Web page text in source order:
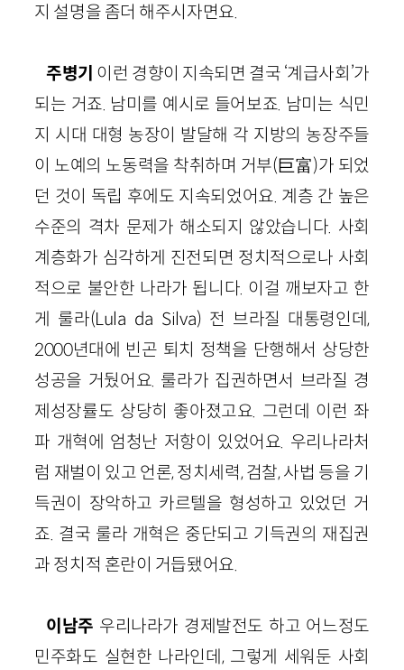
지 설명을 좀더 해주시자면요.
주병기 이런 경향이 지속되면 결국 ‘계급사회’가
되는 거죠. 남미를 예시로 들어보죠. 남미는 식민
지 시대 대형 농장이 발달해 각 지방의 농장주들
이 노예의 노동력을 착취하며 거부(巨富)가 되었
던 것이 독립 후에도 지속되었어요. 계층 간 높은
수준의 격차 문제가 해소되지 않았습니다. 사회
계층화가 심각하게 진전되면 정치적으로나 사회
적으로 불안한 나라가 됩니다. 이걸 깨보자고 한
게 룰라(Lula da Silva) 전 브라질 대통령인데,
2000년대에 빈곤 퇴치 정책을 단행해서 상당한
성공을 거뒀어요. 룰라가 집권하면서 브라질 경
제성장률도 상당히 좋아졌고요. 그런데 이런 좌
파 개혁에 엄청난 저항이 있었어요. 우리나라처
럼 재벌이 있고 언론, 정치세력, 검찰, 사법 등을 기
득권이 장악하고 카르텔을 형성하고 있었던 거
죠. 결국 룰라 개혁은 중단되고 기득권의 재집권
과 정치적 혼란이 거듭됐어요.
이남주 우리나라가 경제발전도 하고 어느정도
민주화도 실현한 나라인데, 그렇게 세워둔 사회